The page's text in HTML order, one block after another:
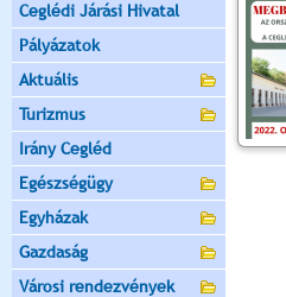
Ceglédi Járási Hivatal
Pályázatok
Aktuális
Turizmus
Irány Cegléd
Egészségügy
Egyházak
Gazdaság
Városi rendezvények